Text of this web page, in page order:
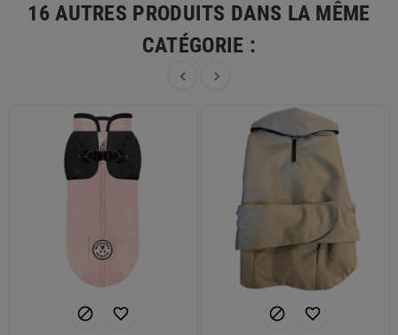
16 AUTRES PRODUITS DANS LA MÊME
CATÉGORIE :
 
   